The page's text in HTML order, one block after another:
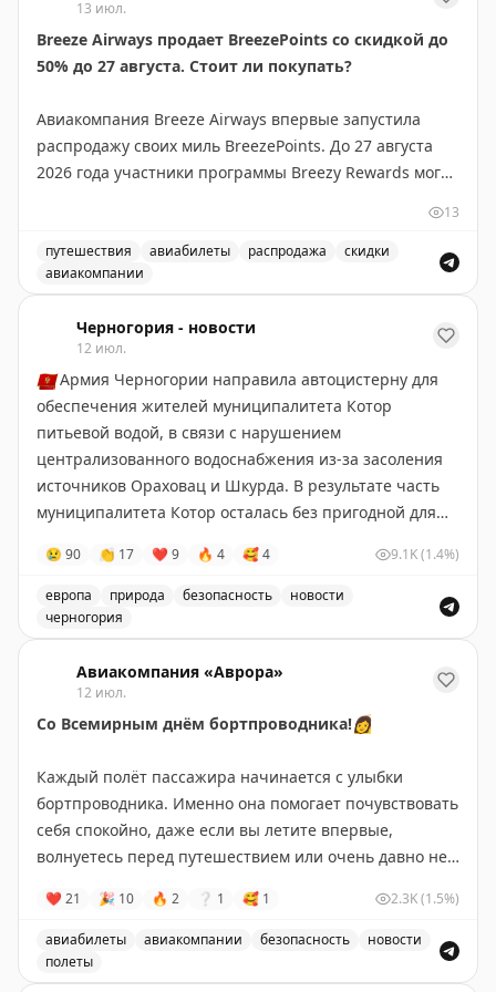
не пропустить выгодные варианты бронирования.
Juan Ruiz| Original
13 июл.
Breeze Airways продает BreezePoints со скидкой до
50% до 27 августа. Стоит ли покупать?
Авиакомпания Breeze Airways впервые запустила
распродажу своих миль BreezePoints. До 27 августа
2026 года участники программы Breezy Rewards могут
объема: 1000 баллов без скидки, 2000-4000 — 30%,
5000-9000 — 40%, 10000+ — 50%. Баллы
держателей карты Breeze Easy Visa. Тайлер Глатт
рекомендует покупать баллы только если вы найдете
выгодные перелеты, где стоимость за балл
превышает 1,45¢. На некоторых маршрутах баллы
стоят до 2¢, что делает покупку выгодной. Перед
покупкой проверьте цены на сайте Breeze.
Tyler Glatt|Original
13
путешествия авиабилеты распродажа
скидки
авиакомпании
Черногория - новости
12 июл.
🇲🇪Армия Черногории направила автоцистерну для
обеспечения жителей муниципалитета Котор
питьевой водой, в связи с нарушением
централизованного водоснабжения из-за засоления
источников Ораховац и Шкурда. В результате часть
муниципалитета Котор осталась без пригодной для
Черногория-Новости
😢 90 👏 17 ❤ 9 🔥 4 🥰4 9.1K(1.4%)
европа природа безопасность
новости
черногория
Авиакомпания «Аврора»
12 июл.
Со Всемирным днём бортпроводника!👩
Каждый полёт пассажира начинается с улыбки
бортпроводника. Именно она помогает почувствовать
себя спокойно, даже если вы летите впервые,
волнуетесь перед путешествием или очень давно не
Бортпроводники — это люди, которые умеют быть
одновременно внимательными, заботливыми и
❤ 21 🎉 10 🔥 2 ❔ 1 🥰 1 2.3K(1.5%)
авиабилеты авиакомпании безопасность
новости
полеты